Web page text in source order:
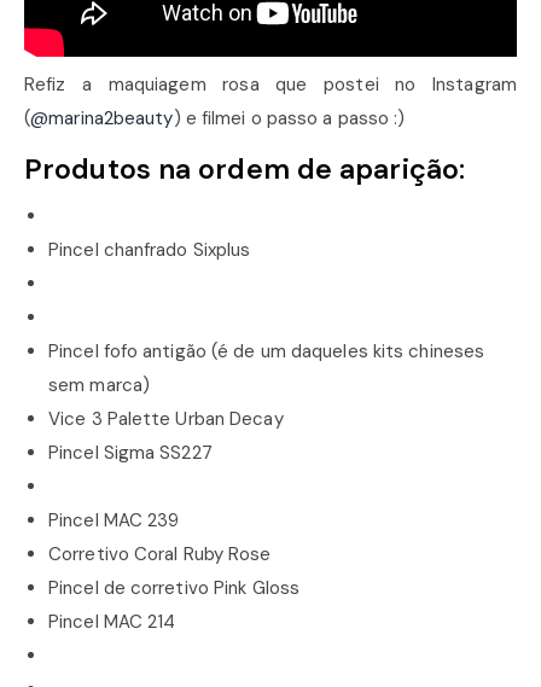
Refiz a maquiagem rosa que postei no Instagram
(@marina2beauty) e filmei o passo a passo :)
Produtos na ordem de aparição:
Pincel chanfrado Sixplus
Pincel fofo antigão (é de um daqueles kits chineses
sem marca)
Vice 3 Palette Urban Decay
Pincel Sigma SS227
Pincel MAC 239
Corretivo Coral Ruby Rose
Pincel de corretivo Pink Gloss
Pincel MAC 214